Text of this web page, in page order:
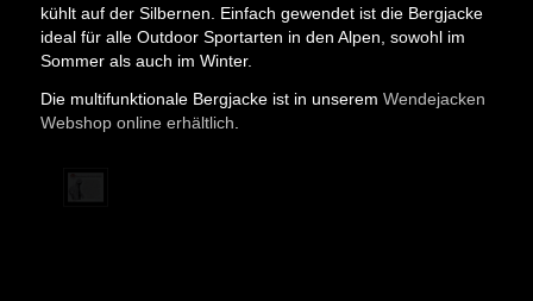
kühlt auf der Silbernen. Einfach gewendet ist die Bergjacke
ideal für alle Outdoor Sportarten in den Alpen, sowohl im
Sommer als auch im Winter.
Die multifunktionale Bergjacke ist in unserem Wendejacken
Webshop online erhältlich